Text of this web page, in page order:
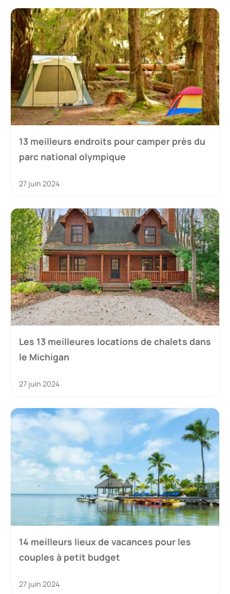
13 meilleurs endroits pour camper près du
parc national olympique
27 juin 2024
Les 13 meilleures locations de chalets dans
le Michigan
27 juin 2024
14 meilleurs lieux de vacances pour les
couples à petit budget
27 juin 2024